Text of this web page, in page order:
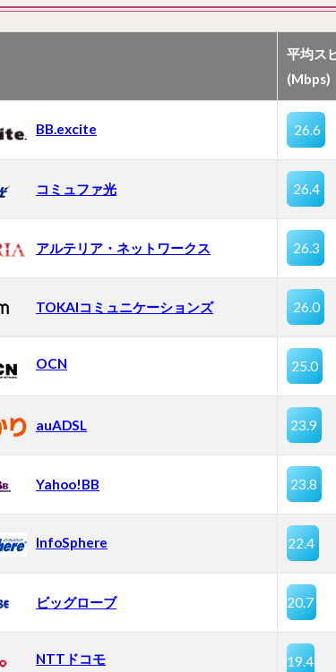
平均ス
(Mbps)
BB.excite 26.6
コミュファ光 26.4
アルテリア・ネットワークス 26.3
TOKAIコミュニケーションズ 26.0
OCN 25.0
auADSL 23.9
Yahoo!BB 23.8
InfoSphere 22.4
ビッグローブ 20.7
NTTドコモ 19.4